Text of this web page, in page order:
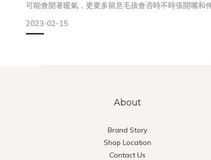
可能會開著暖氣，更要多留意毛孩會否時不時張開嘴和
除了在家要特別注意，外出的時候亦要確保狗狗的舒適
的
2023-02-15
About
Brand Story
Shop Location
Contact Us